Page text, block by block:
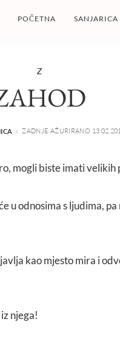
POČETNA SANJARICA
Z
ZADNJE AŽURIRANO
mogli biste imati velikih
u odnosima s ljudima,
kao mjesto mira i
njega!